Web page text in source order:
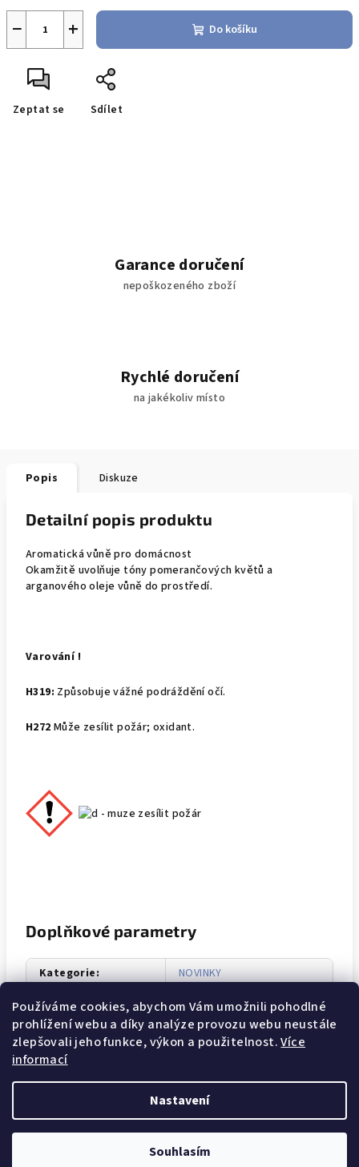
Používáme cookies, abychom Vám umožnili pohodlné
prohlížení webu a díky analýze provozu webu neustále
zlepšovali jeho funkce, výkon a použitelnost.Více
informací
Nastavení
Souhlasím
+
− Do košíku
Zeptat se Sdílet
Garance doručení
nepoškozeného zboží
Rychlé doručení
na jakékoliv místo
Popis Diskuze
Detailní popis produktu
Aromatická vůně pro domácnost
Okamžitě uvolňuje tóny pomerančových květů a
arganového oleje vůně do prostředí.
Varování !
H319: Způsobuje vážné podráždění očí.
H272 Může zesílit požár; oxidant.
Doplňkové parametry
Kategorie:
NOVINKY
Hmotnost:
0.25 kg
EAN: 8008970050447